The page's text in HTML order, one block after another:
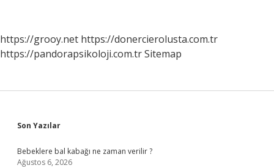
https://grooy.net https://donercierolusta.com.tr
https://pandorapsikoloji.com.trSitemap
Sidebar
Son Yazılar
Bebeklere bal kabağı ne zaman verilir ?
Ağustos 6, 2026